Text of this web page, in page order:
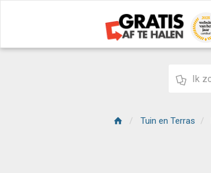
Tuin en Terras